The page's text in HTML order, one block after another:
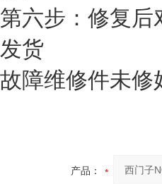
第六步：修复
发货
故障维修件未修
产品：